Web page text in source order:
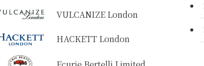
VULCANIZE London
HACKETT London